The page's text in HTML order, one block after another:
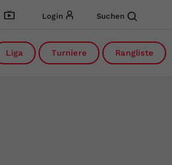
Login Suchen
Liga Turniere Rangliste